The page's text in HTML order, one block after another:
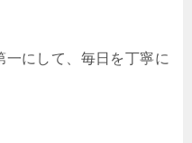
にして、毎日を丁寧に